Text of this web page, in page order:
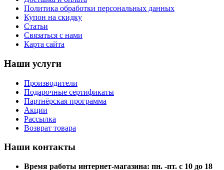
Политика обработки персональных данных
Купон на скидку
Статьи
Связаться с нами
Карта сайта
Наши услуги
Производители
Подарочные сертификаты
Партнёрская программа
Акции
Рассылка
Возврат товара
Наши контакты
Время работы интернет-магазина: пн. -пт. с 10 до 18